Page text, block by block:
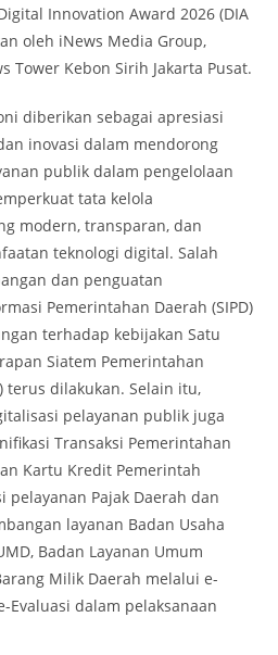
Innovation Award 2026 (DIA
oleh iNews Media Group,
Tower Kebon Sirih Jakarta Pusat.
diberikan sebagai apresiasi
inovasi dalam mendorong
publik dalam pengelolaan
tata kelola
modern, transparan, dan
teknologi digital. Salah
dan penguatan
Pemerintahan Daerah (SIPD)
terhadap kebijakan Satu
Siatem Pemerintahan
terus dilakukan. Selain itu,
pelayanan publik juga
Transaksi Pemerintahan
Kartu Kredit Pemerintah
pelayanan Pajak Daerah dan
layanan Badan Usaha
Badan Layanan Umum
Milik Daerah melalui e-
Evaluasi dalam pelaksanaan